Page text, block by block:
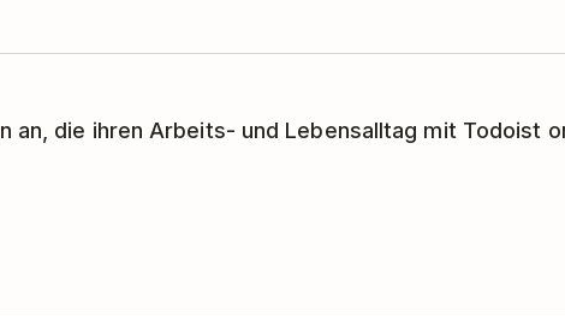
an, die ihren Arbeits- und Lebensalltag mit Todoist